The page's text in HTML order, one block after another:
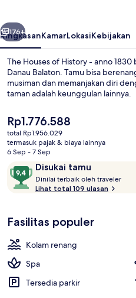
anno
1830
Berikutnya
176+
RingkasanKamarLokasiKebijakan
The Houses of History - anno
Danau Balaton. Tamu bisa
musiman dan memanjakan diri
taman adalah keunggulan lainnya.
Harga
saat
ini
Rp1.776.588
Rp1.776.588
total Rp1.956.029
termasuk pajak & biaya lainnya
6 Sep - 7 Sep
Ulasan Disukai tamu
9,4
dari
10,
tamu
Dinilai terbaik oleh traveler
Lihat total 109 ulasan
Fasilitas populer
Kolam renang
Spa
Tersedia parkir